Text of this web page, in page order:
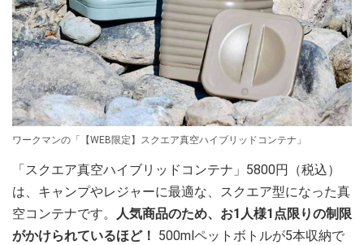
ワークマンの「【WEB限定】スクエア真空ハイブリッドコンテナ」
「スクエア真空ハイブリッドコンテナ」5800円（税込）
は、キャンプやレジャーに最適な、スクエア型になった真
空コンテナです。
人気商品のため、お1人様1点限りの制限
がかけられているほど！ 500mlペットボトルが5本収納で